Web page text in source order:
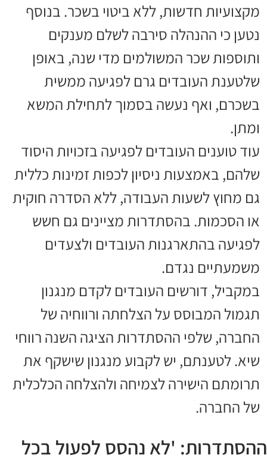
מקצועיות חדשות, ללא ביטוי בשכר. בנוסף
נטען כי ההנהלה סירבה לשלם מענקים
ותוספות שכר המשולמים מדי שנה, באופן
שלטענת העובדים גרם לפגיעה ממשית
בשכרם, ואף נעשה בסמוך לתחילת המשא
ומתן.
עוד טוענים העובדים לפגיעה בזכויות היסוד
שלהם, באמצעות ניסיון לכפות זמינות כללית
גם מחוץ לשעות העבודה, ללא הסדרה חוקית
או הסכמות. בהסתדרות מציינים גם חשש
לפגיעה בהתארגנות העובדים ולצעדים
משמעתיים נגדם.
במקביל, דורשים העובדים לקדם מנגנון
תגמול המבוסס על הצלחתה ורווחיה של
החברה, שלפי ההסתדרות הציגה השנה רווחי
שיא. לטענתם, יש לקבוע מנגנון שישקף את
תרומתם הישירה לצמיחה ולהצלחה הכלכלית
של החברה.
ההסתדרות: 'לא נהסס לפעול בכל